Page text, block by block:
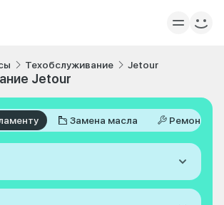
Техобслуживание Jetour
Jetour
Замена масла Ремонт